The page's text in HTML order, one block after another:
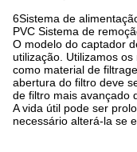
6Sistema de
PVC Sistema de
O modelo do captador
utilização. Utilizamos
como material de
abertura do filtro deve
de filtro mais avançado
A vida útil pode ser
necessário alterá-la se